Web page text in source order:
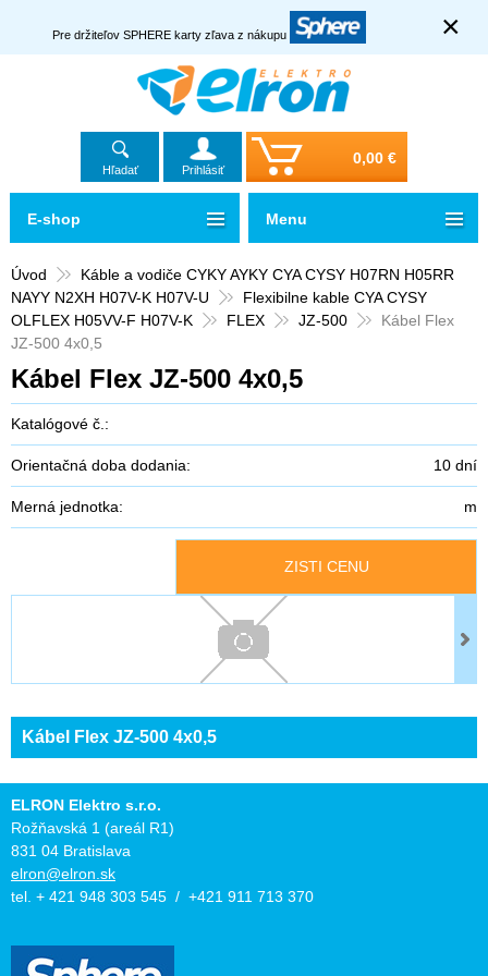
Pre držiteľov SPHERE karty zľava z nákupu ×
Hľadať Prihlásiť
0,00 €
Úvod
Káble a vodiče CYKY AYKY CYA CYSY H07RN H05RR
NAYY N2XH H07V-K H07V-U
Flexibilne kable CYA CYSY
OLFLEX H05VV-F H07V-K
FLEX JZ-500
Kábel Flex
JZ-500 4x0,5
Kábel Flex JZ-500 4x0,5
Katalógové č.:
Orientačná doba dodania: 10 dní
Merná jednotka: m
ZISTI CENU
Kábel Flex JZ-500 4x0,5
E-shop Menu
ELRON Elektro s.r.o.
Rožňavská 1 (areál R1)
831 04 Bratislava
elron@elron.sk
tel. + 421 948 303 545 / +421 911 713 370